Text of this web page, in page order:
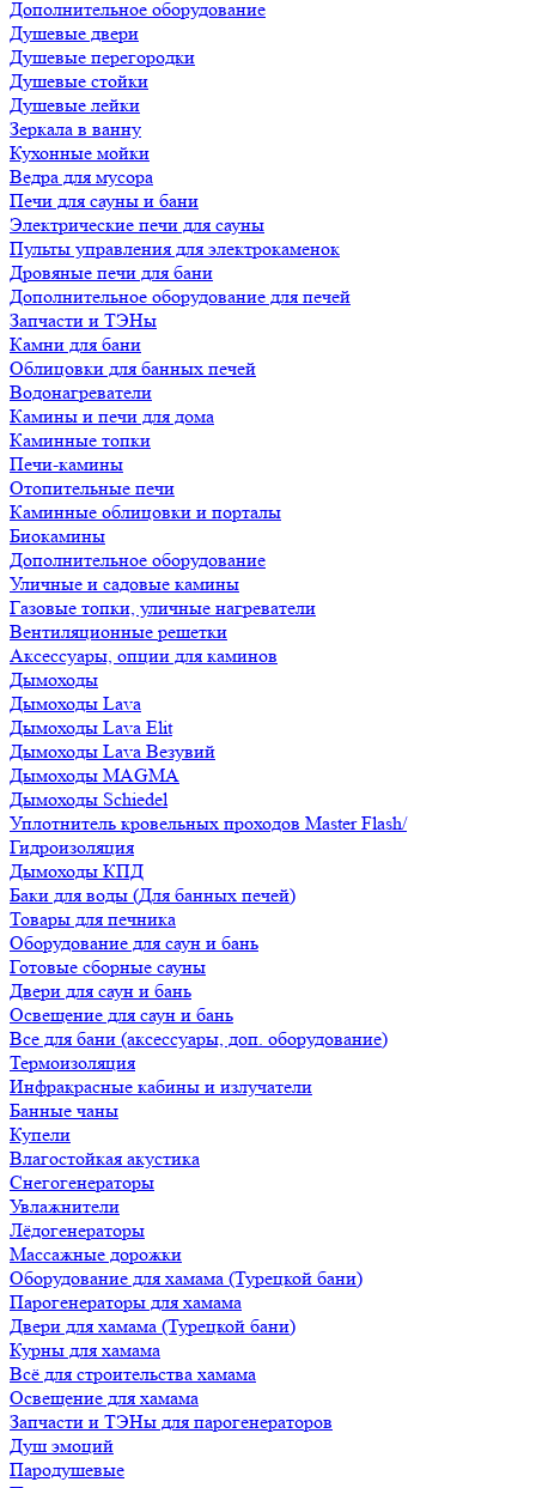
Дополнительное оборудование
Душевые двери
Душевые перегородки
Душевые стойки
Душевые лейки
Зеркала в ванну
Кухонные мойки
Ведра для мусора
Печи для сауны и бани
Электрические печи для сауны
Пульты управления для электрокаменок
Дровяные печи для бани
Дополнительное оборудование для печей
Запчасти и ТЭНы
Камни для бани
Облицовки для банных печей
Водонагреватели
Камины и печи для дома
Каминные топки
Печи-камины
Отопительные печи
Каминные облицовки и порталы
Биокамины
Дополнительное оборудование
Уличные и садовые камины
Газовые топки, уличные нагреватели
Вентиляционные решетки
Аксессуары, опции для каминов
Дымоходы
Дымоходы Lava
Дымоходы Lava Elit
Дымоходы Lava Везувий
Дымоходы MAGMA
Дымоходы Schiedel
Уплотнитель кровельных проходов Master Flash/
Гидроизоляция
Дымоходы КПД
Баки для воды (Для банных печей)
Товары для печника
Оборудование для саун и бань
Готовые сборные сауны
Двери для саун и бань
Освещение для саун и бань
Все для бани (аксессуары, доп. оборудование)
Термоизоляция
Инфракрасные кабины и излучатели
Банные чаны
Купели
Влагостойкая акустика
Снегогенераторы
Увлажнители
Лёдогенераторы
Массажные дорожки
Оборудование для хамама (Турецкой бани)
Парогенераторы для хамама
Двери для хамама (Турецкой бани)
Курны для хамама
Всё для строительства хамама
Освещение для хамама
Запчасти и ТЭНы для парогенераторов
Душ эмоций
Пародушевые